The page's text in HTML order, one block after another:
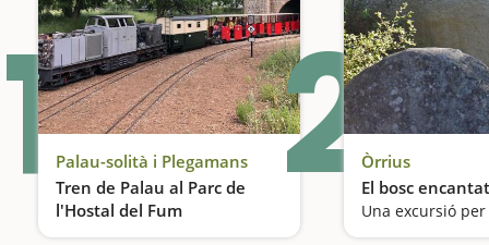
1 Palau-solità i Plegamans
Tren de Palau al Parc de
l'Hostal del Fum
Viatgem en tren!
2Òrrius
El bosc